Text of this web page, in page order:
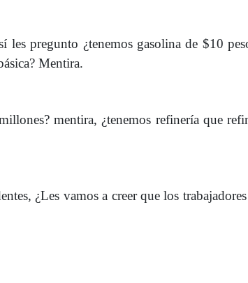
les pregunto ¿tenemos gasolina de $10
Mentira.
mentira, ¿tenemos refinería que
¿Les vamos a creer que los